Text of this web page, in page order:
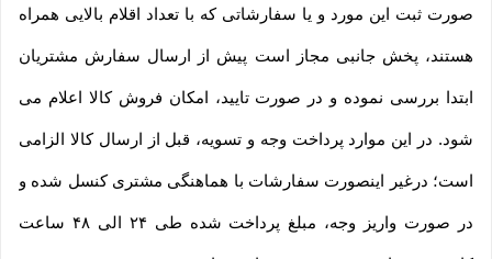
صورت ثبت این مورد و یا سفارشاتی که با تعداد اقلام بالایی همراه
هستند، پخش جانبی مجاز است پیش از ارسال سفارش مشتریان
ابتدا بررسی نموده و در صورت تایید، امکان فروش کالا اعلام می
شود. در این موارد پرداخت وجه و تسویه، قبل از ارسال کالا الزامی
است؛ درغیر اینصورت سفارشات با هماهنگی مشتری کنسل شده و
در صورت واریز وجه، مبلغ پرداخت شده طی ۲۴ الی ۴۸ ساعت